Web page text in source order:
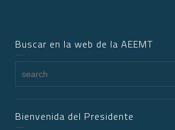
Buscar en la web de la AEEMT
Bienvenida del Presidente